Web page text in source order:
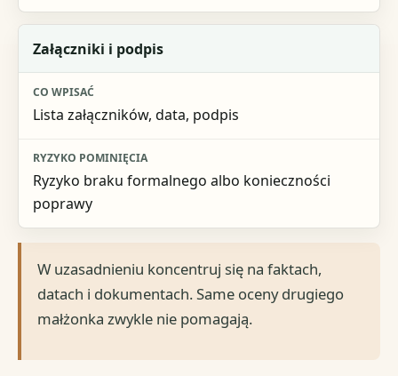
Załączniki i podpis
Lista załączników, data, podpis
Ryzyko braku formalnego albo konieczności
poprawy
W uzasadnieniu koncentruj się na faktach,
datach i dokumentach. Same oceny drugiego
małżonka zwykle nie pomagają.